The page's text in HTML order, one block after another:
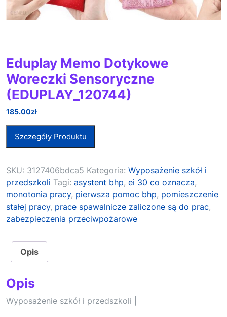
Eduplay Memo Dotykowe
Woreczki Sensoryczne
(EDUPLAY_120744)
185.00zł
Szczegóły Produktu
SKU: 3127406bdca5 Kategoria: Wyposażenie szkół i
przedszkoli Tagi: asystent bhp, ei 30 co oznacza,
monotonia pracy, pierwsza pomoc bhp, pomieszczenie
stałej pracy, prace spawalnicze zaliczone są do prac,
zabezpieczenia przeciwpożarowe
Opis
Opis
Wyposażenie szkół i przedszkoli |